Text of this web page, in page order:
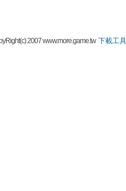
2007 www.more.game.tw下載工